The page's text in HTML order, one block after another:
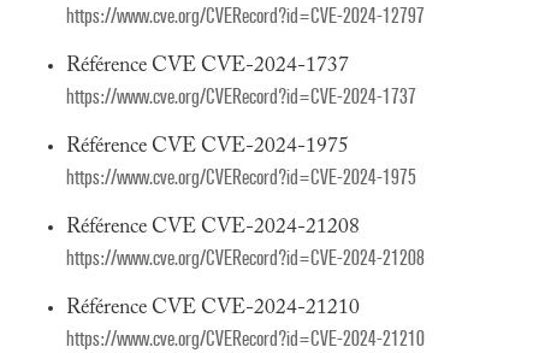
https://www.cve.org/CVERecord?id=CVE-2024-12797
Référence CVE CVE-2024-1737
https://www.cve.org/CVERecord?id=CVE-2024-1737
Référence CVE CVE-2024-1975
https://www.cve.org/CVERecord?id=CVE-2024-1975
Référence CVE CVE-2024-21208
https://www.cve.org/CVERecord?id=CVE-2024-21208
Référence CVE CVE-2024-21210
https://www.cve.org/CVERecord?id=CVE-2024-21210